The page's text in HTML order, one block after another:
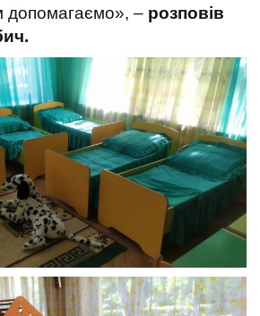
допомагаємо», – розповів